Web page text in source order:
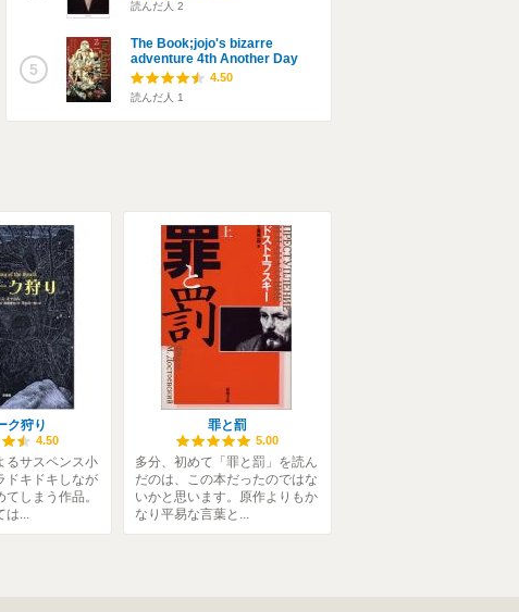
読んだ人 2
5
The Book;jojo's bizarre
adventure 4th Another Day
4.50
読んだ人 1
ク狩り
4.50
るサスペンス小
ドキドキしなが
しまう作品。
は...
罪と罰
5.00
多分、初めて「罪と罰」を読ん
だのは、この本だったのではな
いかと思います。原作よりもか
なり平易な言葉と...